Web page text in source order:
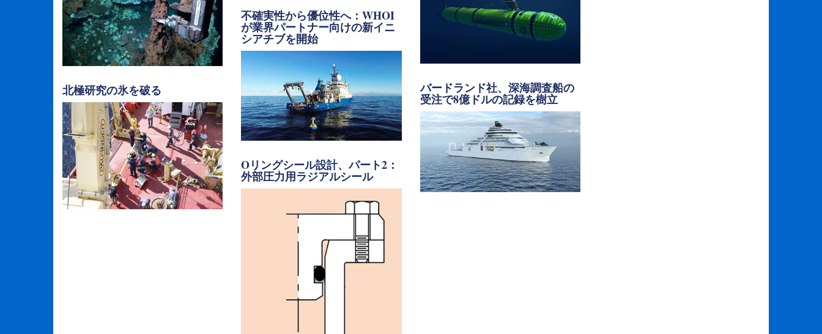
北極研究の氷を破る
不確実性から優位性へ：WHOI
が業界パートナー向けの新イニ
シアチブを開始
Oリングシール設計、パート2：
外部圧力用ラジアルシール
バードランド社、深海調査船の
受注で8億ドルの記録を樹立